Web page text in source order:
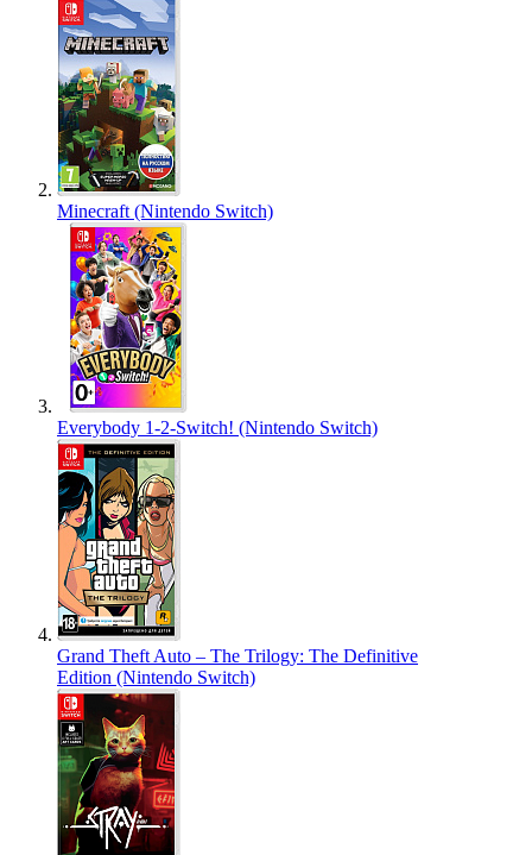
Minecraft (Nintendo Switch)
Everybody 1-2-Switch! (Nintendo Switch)
Grand Theft Auto – The Trilogy: The Definitive
Edition (Nintendo Switch)